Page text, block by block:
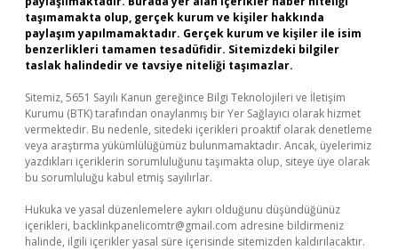
taşımamakta olup, gerçek kurum ve kişiler hakkında
paylaşım yapılmamaktadır. Gerçek kurum ve kişiler ile isim
benzerlikleri tamamen tesadüfidir. Sitemizdeki bilgiler
taslak halindedir ve tavsiye niteliği taşımazlar.
Sitemiz, 5651 Sayılı Kanun gereğince Bilgi Teknolojileri ve İletişim
Kurumu (BTK) tarafından onaylanmış bir Yer Sağlayıcı olarak hizmet
vermektedir. Bu nedenle, sitedeki içerikleri proaktif olarak denetleme
veya araştırma yükümlülüğümüz bulunmamaktadır. Ancak, üyelerimiz
yazdıkları içeriklerin sorumluluğunu taşımakta olup, siteye üye olarak
bu sorumluluğu kabul etmiş sayılırlar.
Hukuka ve yasal düzenlemelere aykırı olduğunu düşündüğünüz
içerikleri, backlinkpanelicomtr@gmail.com adresine bildirmeniz
halinde, ilgili içerikler yasal süre içerisinde sitemizden kaldırılacaktır.